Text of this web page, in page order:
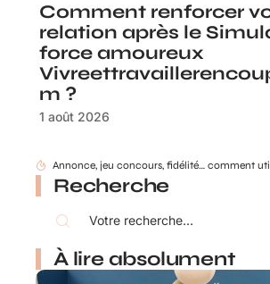
Comment renforcer
relation après le
force amoureux
m ?
1 août 2026
Recherche
À lire absolument